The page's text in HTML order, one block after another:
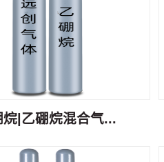
烷|乙硼烷混合气...